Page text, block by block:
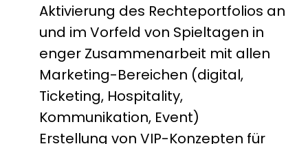
Aktivierung des Rechteportfolios an
und im Vorfeld von Spieltagen in
enger Zusammenarbeit mit allen
Marketing-Bereichen (digital,
Ticketing, Hospitality,
Kommunikation, Event)
Erstellung von VIP-Konzepten für